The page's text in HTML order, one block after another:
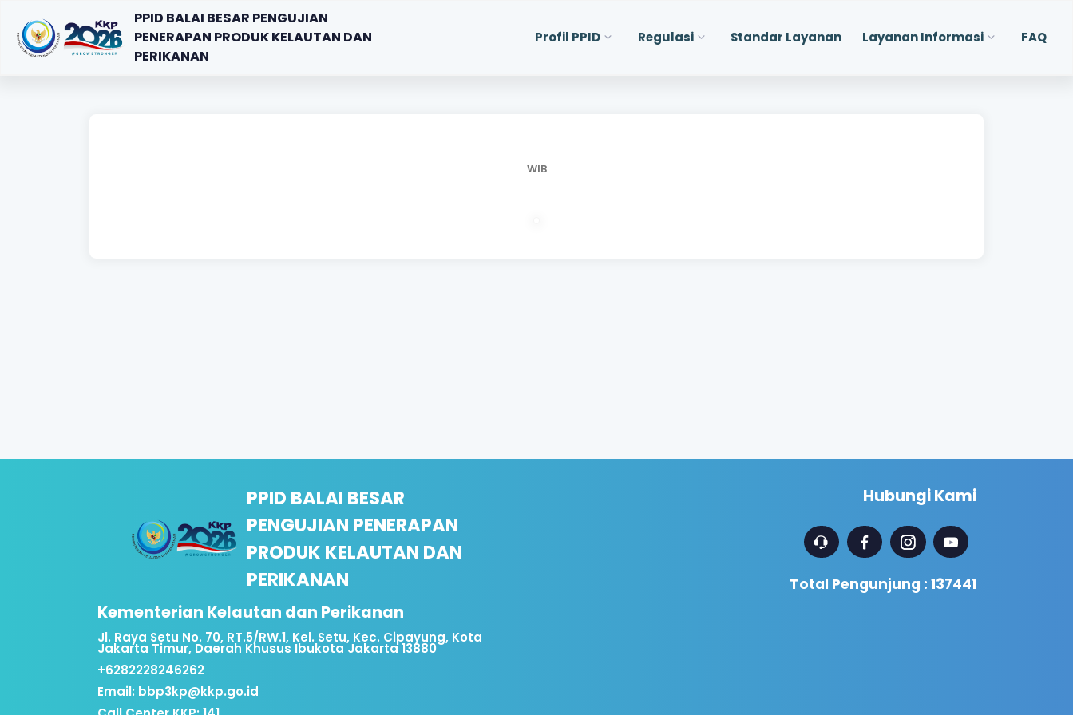
PPID BALAI BESAR PENGUJIAN
PENERAPAN PRODUK KELAUTAN DAN
PERIKANAN
Profil PPID Regulasi Standar Layanan Layanan Informasi FAQ
WIB
PPID BALAI BESAR
PENGUJIAN PENERAPAN
PRODUK KELAUTAN DAN
PERIKANAN
Kementerian Kelautan dan Perikanan
Jl. Raya Setu No. 70, RT.5/RW.1, Kel. Setu, Kec. Cipayung, Kota
Jakarta Timur, Daerah Khusus Ibukota Jakarta 13880
+6282228246262
Email: bbp3kp@kkp.go.id
Hubungi Kami
Total Pengunjung : 137441